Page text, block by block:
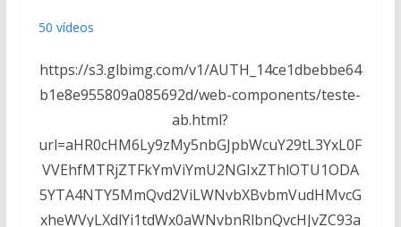
50 vídeos
https://s3.glbimg.com/v1/AUTH_14ce1dbebbe64
b1e8e955809a085692d/web-components/teste-
ab.html?
url=aHR0cHM6Ly9zMy5nbGJpbWcuY29tL3YxL0F
VVEhfMTRjZTFkYmViYmU2NGIxZThlOTU1ODA
5YTA4NTY5MmQvd2ViLWNvbXBvbmVudHMvcG
xheWVyLXdlYi1tdWx0aWNvbnRlbnQvcHJvZC93a